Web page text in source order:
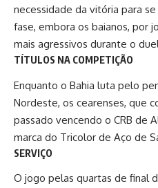
necessidade da vitória para
fase, embora os baianos, por
mais agressivos durante o
TÍTULOS NA COMPETIÇÃO
Enquanto o Bahia luta pelo
Nordeste, os cearenses, que
passado vencendo o CRB de
marca do Tricolor de Aço de
SERVIÇO
O jogo pelas quartas de final